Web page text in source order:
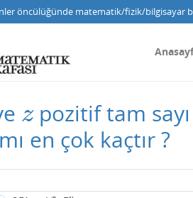
öncülüğünde matematik/fizik/bilgisayar
z
zpozitif tam
en çok kaçtır ?